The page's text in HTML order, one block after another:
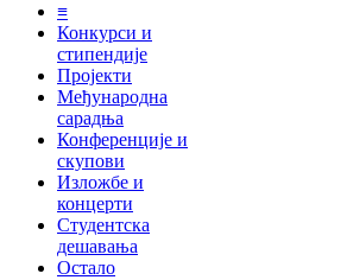
≡
Конкурси и
стипендије
Пројекти
Међународна
сарадња
Конференције и
скупови
Изложбе и
концерти
Студентска
дешавања
Остало